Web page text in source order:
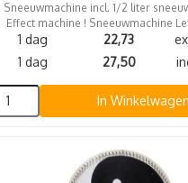
Sneeuwmachine incl. 1/2 liter
Effect machine ! Sneeuwmachine
1 dag 22,73
1 dag
27,50
In Winkelwagen